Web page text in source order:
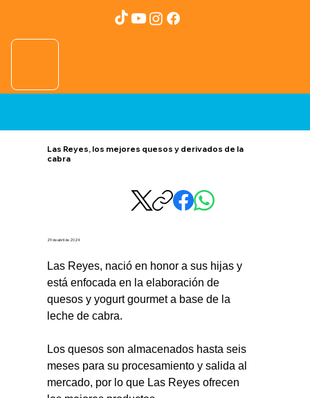
Las Reyes, los mejores quesos y derivados de la
cabra
29 de abril de 2024
Las Reyes, nació en honor a sus hijas y
está enfocada en la elaboración de
quesos y yogurt gourmet a base de la
leche de cabra.
Los quesos son almacenados hasta seis
meses para su procesamiento y salida al
mercado, por lo que Las Reyes ofrecen